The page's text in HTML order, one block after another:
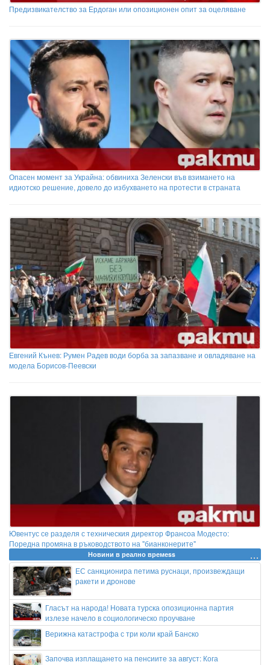
Предизвикателство за Ердоган или опозиционен опит за оцеляване
Опасен момент за Украйна: обвиниха Зеленски във взимането на
идиотско решение, довело до избухването на протести в страната
Евгений Кънев: Румен Радев води борба за запазване и овладяване на
модела Борисов-Пеевски
Ювентус се разделя с техническия директор Франсоа Модесто:
Поредна промяна в ръководството на "бианконерите"
Новини в реално времеss
ЕС санкционира петима руснаци, произвеждащи
ракети и дронове
Гласът на народа! Новата турска опозиционна партия
излезе начело в социологическо проучване
Верижна катастрофа с три коли край Банско
Започва изплащането на пенсиите за август: Кога